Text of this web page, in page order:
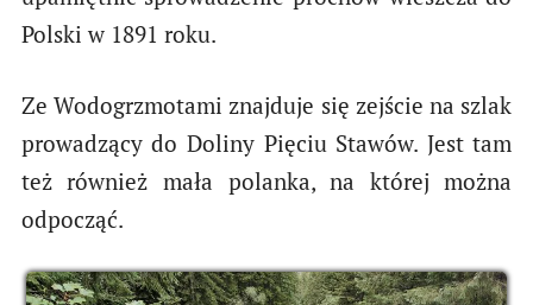
Polski w 1891 roku.
Ze Wodogrzmotami znajduje się zejście na szlak
prowadzący do Doliny Pięciu Stawów. Jest tam
też również mała polanka, na której można
odpocząć.